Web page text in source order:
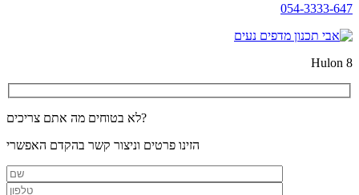
054-3333-647
Hulon 8
לא בטוחים מה אתם צריכים?
הזינו פרטים וניצור קשר בהקדם האפשרי